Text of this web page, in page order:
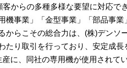
客からの多種多様な要望に対応で
機事業」「金型事業」「部品事業
からこその総合力は、(株)デンソ
たり取引を行っており、安定成長
に、同社の専用機が使用されて